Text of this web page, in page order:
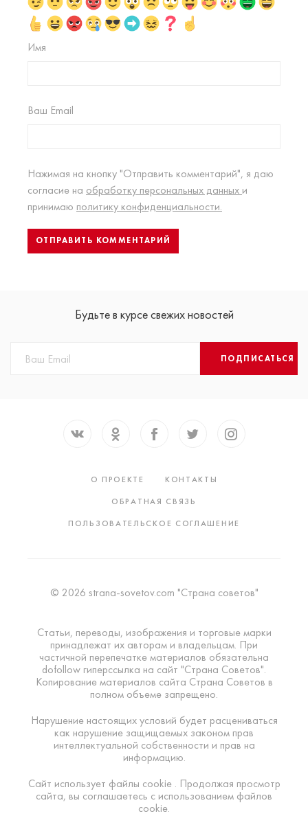
Имя
Ваш Email
Нажимая на кнопку "Отправить комментарий", я даю
согласие на обработку персональных данных и
принимаю политику конфиденциальности.
Будьте в курсе свежих новостей
ПОДПИСАТЬСЯ
О ПРОЕКТЕ
КОНТАКТЫ
ОБРАТНАЯ СВЯЗЬ
ПОЛЬЗОВАТЕЛЬСКОЕ СОГЛАШЕНИЕ
© 2026 strana-sovetov.com "Страна советов"
Статьи, переводы, изображения и торговые марки
принадлежат их авторам и владельцам. При
частичной перепечатке материалов обязательна
dofollow гиперссылка на сайт "Страна Советов".
Копирование материалов сайта Страна Советов в
полном объеме запрещено.
Нарушение настоящих условий будет расцениваться
как нарушение защищаемых законом прав
интеллектуальной собственности и прав на
информацию.
Сайт использует файлы cookie . Продолжая просмотр
сайта, вы соглашаетесь с использованием файлов
cookie.